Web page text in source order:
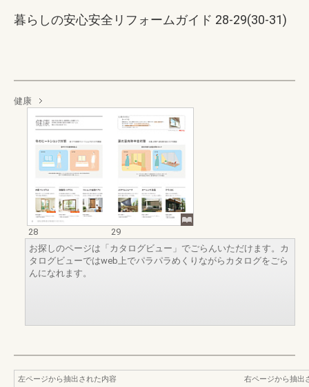
暮らしの安心安全リフォームガイド 28-29(30-31)
健康
28
29
お探しのページは「カタログビュー」でごらんいただけます。カ
タログビューではweb上でパラパラめくりながらカタログをごら
んになれます。
左ページから抽出された内容
右ページから抽出